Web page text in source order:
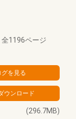
全1196ページ
(296.7MB)